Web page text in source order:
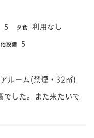
5 夕食 利用なし
設備 5
ルーム(禁煙・32㎡)
でした。また来たいで